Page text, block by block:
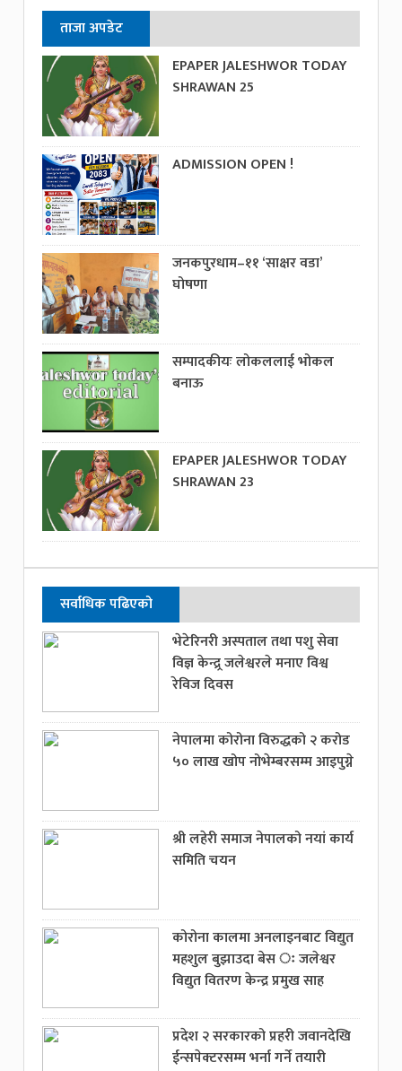
ताजा अपडेट
EPAPER JALESHWOR TODAY
SHRAWAN 25
ADMISSION OPEN !
जनकपुरधाम–११ ‘साक्षर वडा’
घोषणा
सम्पादकीयः लोकललाई भोकल
बनाऊ
EPAPER JALESHWOR TODAY
SHRAWAN 23
सर्वाधिक पढिएको
भेटेरिनरी अस्पताल तथा पशु सेवा
विज्ञ केन्द्र्र जलेश्वरले मनाए विश्व
रेविज दिवस
नेपालमा कोरोना विरुद्धको २ करोड
५० लाख खोप नोभेम्बरसम्म आइपुग्ने
श्री लहेरी समाज नेपालको नयां कार्य
समिति चयन
कोरोना कालमा अनलाइनबाट विद्युत
महशुल बुझाउदा बेस ः जलेश्वर
विद्युत वितरण केन्द्र प्रमुख साह
प्रदेश २ सरकारको प्रहरी जवानदेखि
ईन्सपेक्टरसम्म भर्ना गर्ने तयारी